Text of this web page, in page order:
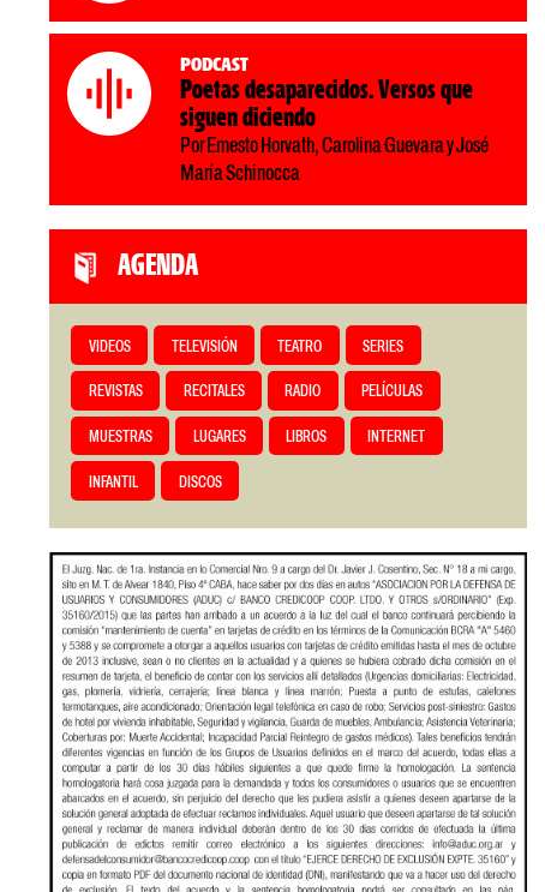
Podcast
Poetas desaparecidos. Versos que
siguen diciendo
Por Ernesto Horvath, Carolina Guevara y José
María Schinocca
AGENDA
VIDEOS TELEVISIÓN TEATRO SERIES
REVISTAS RECITALES RADIO PELÍCULAS
MUESTRAS LUGARES LIBROS INTERNET
INFANTIL DISCOS